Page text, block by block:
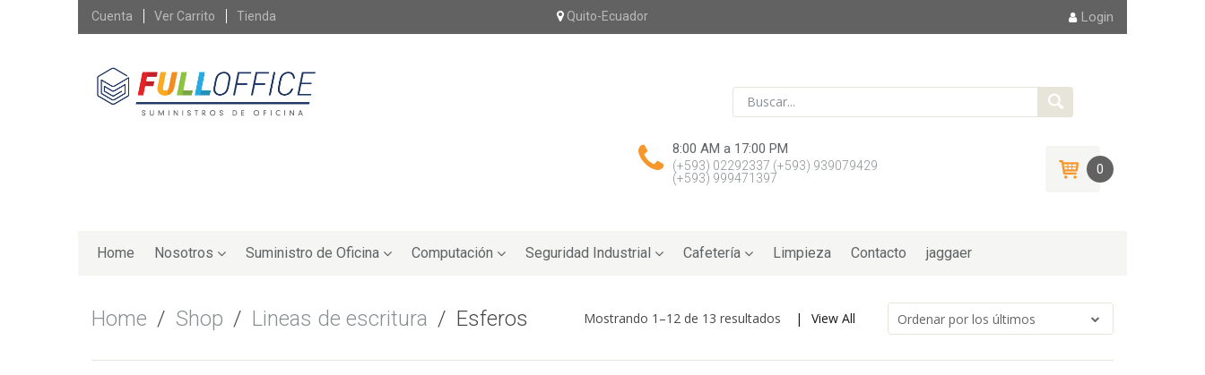
Skip
Cuenta Ver Carrito Tienda Quito-Ecuador Login
8:00 AM a 17:00 PM
(+593) 02292337 (+593) 939079429
(+593) 999471397
0
to
Home Nosotros Suministro de Oficina Computación Seguridad Industrial Cafetería Limpieza Contacto jaggaer
Home / Shop / Lineas de escritura / Esferos Mostrando 1–12 de 13 resultados View All